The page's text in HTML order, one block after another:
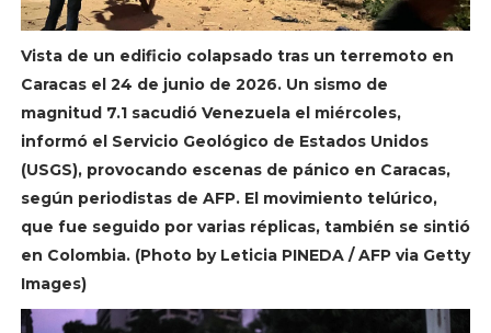
Vista de un edificio colapsado tras un terremoto en
Caracas el 24 de junio de 2026. Un sismo de
magnitud 7.1 sacudió Venezuela el miércoles,
informó el Servicio Geológico de Estados Unidos
(USGS), provocando escenas de pánico en Caracas,
según periodistas de AFP. El movimiento telúrico,
que fue seguido por varias réplicas, también se sintió
en Colombia. (Photo by Leticia PINEDA / AFP via Getty
Images)